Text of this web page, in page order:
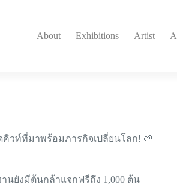
About Exhibitions Artist
คิวท์ที่มาพร้อมภารกิจเปลี่ยนโลก! 🌱
านยังมีต้นกล้าแจกฟรีถึง 1,000 ต้น